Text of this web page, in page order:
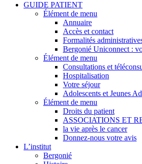
GUIDE PATIENT
Élément de menu
Annuaire
Accès et contact
Formalités
Bergonié Uniconnect :
Élément de menu
Consultations et
Hospitalisation
Votre séjour
Adolescents et Jeunes
Élément de menu
Droits du patient
ASSOCIATIONS ET
la vie après le cancer
Donnez-nous votre avis
L’institut
Bergonié